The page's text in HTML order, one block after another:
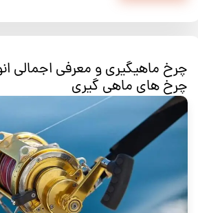
چرخ ماهیگیری و معرفی اجمالی
چرخ های ماهی گیری